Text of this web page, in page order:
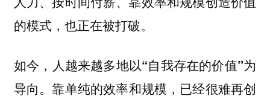
的模式，也正在被打破。
如今，人越来越多地以“自我存在的价值”为
导向。靠单纯的效率和规模，已经很难再创